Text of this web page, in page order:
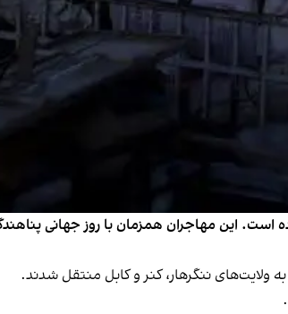
کرد که پاکستان ۲ هزار و ۸۷۲ مهاجر افغان را اخراج کرده است. این مهاجران